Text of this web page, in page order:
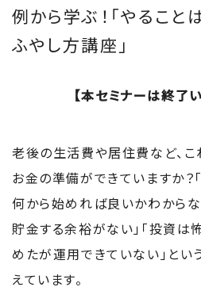
例から学ぶ！「やること
ふやし方講座」
【本セミナーは終了い
老後の生活費や居住費など、
お金の準備ができていますか
何から始めれば良いかわからな
貯金する余裕がない」「投資は
めたが運用できていない」とい
えています。